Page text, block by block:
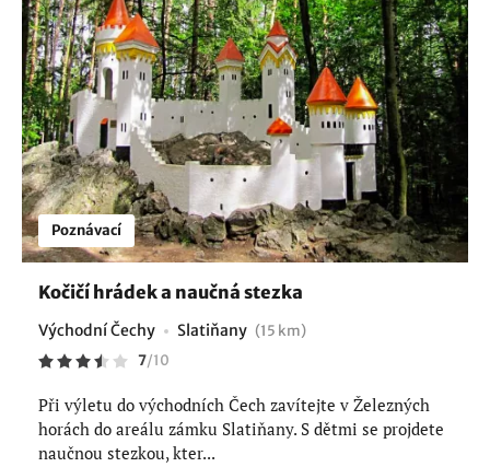
Poznávací
Kočičí hrádek a naučná stezka
Východní Čechy Slatiňany (15 km)
7/10
Při výletu do východních Čech zavítejte v Železných
horách do areálu zámku Slatiňany. S dětmi se projdete
naučnou stezkou, kter...